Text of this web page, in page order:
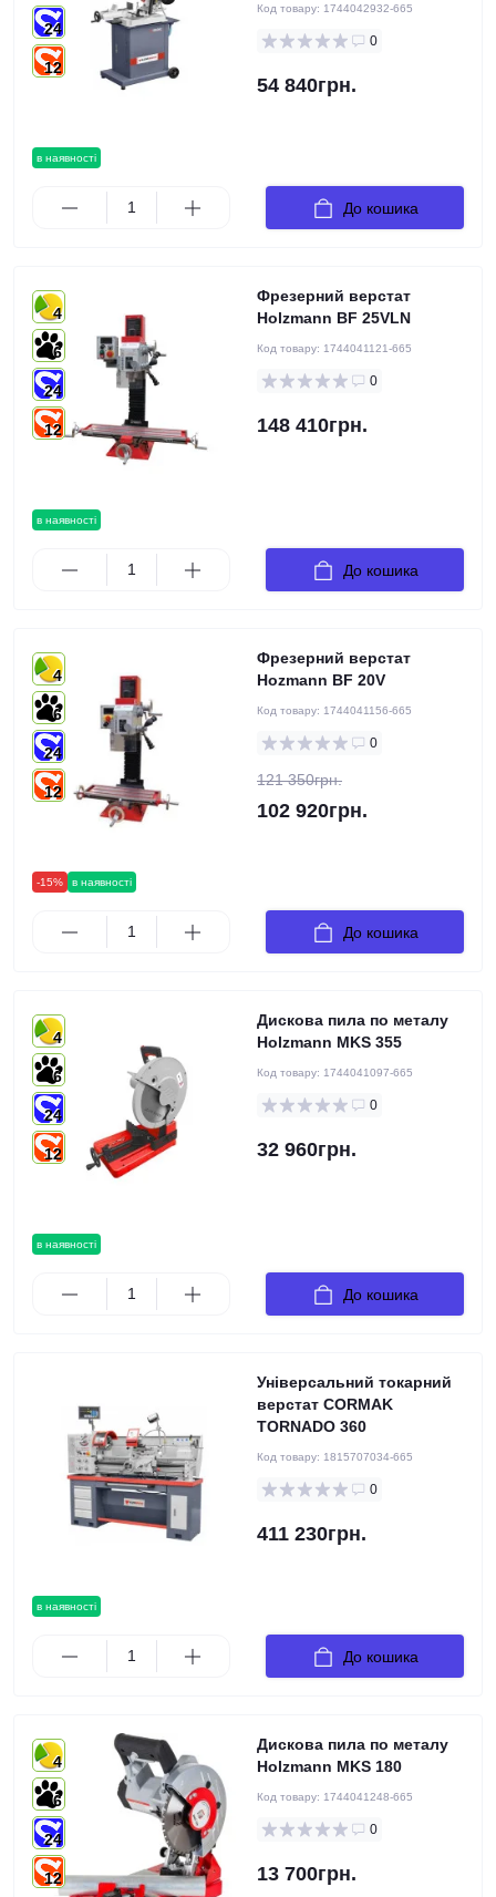
в наявності
24
12
Код товару: 1744042932-665
0
54 840грн.
До кошика
в наявності
4
6
24
12
Фрезерний верстат
Holzmann BF 25VLN
Код товару: 1744041121-665
0
148 410грн.
До кошика
-15% в наявності
4
6
24
12
Фрезерний верстат
Hozmann BF 20V
Код товару: 1744041156-665
0
121 350грн.
102 920грн.
До кошика
в наявності
4
6
24
12
Дискова пила по металу
Holzmann MKS 355
Код товару: 1744041097-665
0
32 960грн.
До кошика
в наявності
Універсальний токарний
верстат CORMAK
TORNADO 360
Код товару: 1815707034-665
0
411 230грн.
До кошика
4
6
24
12
Дискова пила по металу
Holzmann MKS 180
Код товару: 1744041248-665
0
13 700грн.